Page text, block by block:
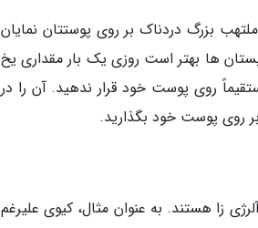
بزرگ دردناک بر روی پوستتان نمایان
ها بهتر است روزی یک بار مقداری یخ
روی پوست خود قرار ندهید. آن را در
روی پوست خود بگذارید.
زا هستند. به عنوان مثال، کیوی علیرغم